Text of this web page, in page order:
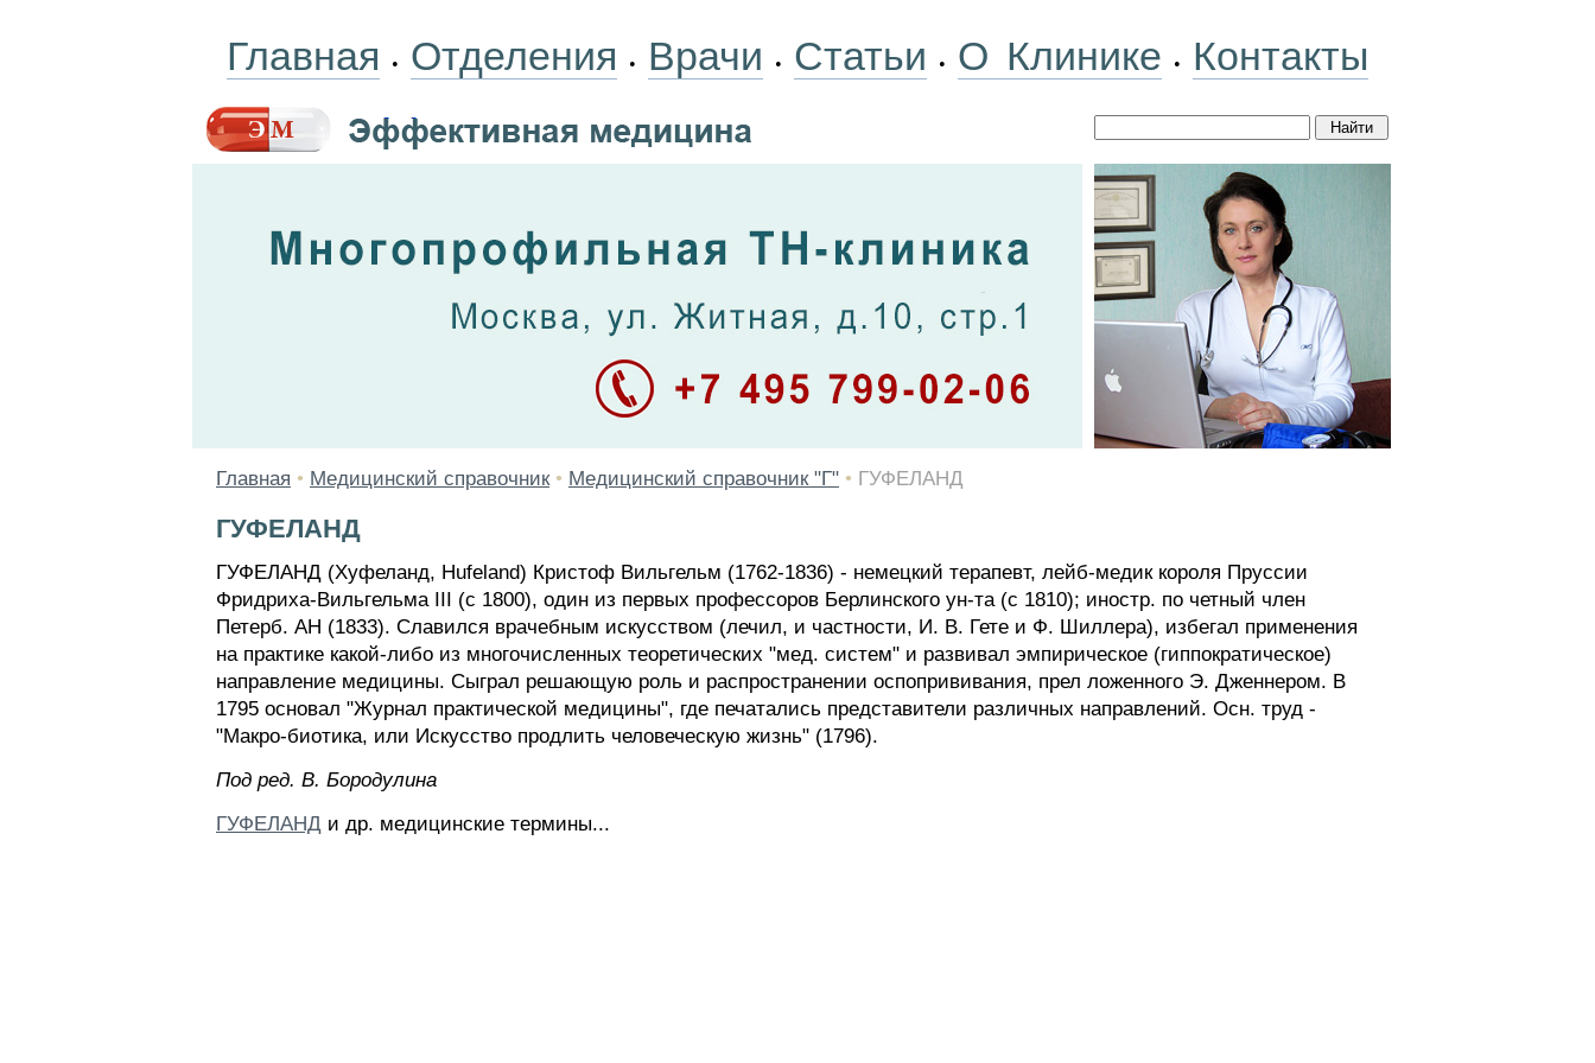
Главная • Отделения • Врачи • Статьи • О Клинике • Контакты
Главная • Медицинский справочник • Медицинский справочник "Г" • ГУФЕЛАНД
ГУФЕЛАНД
ГУФЕЛАНД (Хуфеланд, Hufeland) Кристоф Вильгельм (1762-1836) - немецкий терапевт, лейб-медик короля Пруссии
Фридриха-Вильгельма III (с 1800), один из первых профессоров Берлинского ун-та (с 1810); иностр. по четный член
Петерб. АН (1833). Славился врачебным искусством (лечил, и частности, И. В. Гете и Ф. Шиллера), избегал применения
на практике какой-либо из многочисленных теоретических "мед. систем" и развивал эмпирическое (гиппократическое)
направление медицины. Сыграл решающую роль и распространении оспопрививания, прел ложенного Э. Дженнером. В
1795 основал "Журнал практической медицины", где печатались представители различных направлений. Осн. труд -
"Макро-биотика, или Искусство продлить человеческую жизнь" (1796).
Пoд peд. B. Бopoдyлинa
ГУФЕЛАНД и др. медицинские термины...